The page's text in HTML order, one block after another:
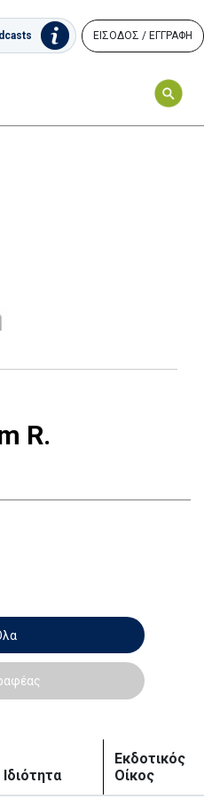
ΕΙΣΟΔΟΣ / ΕΓΓΡΑΦΗ
R.
Ιδιότητα
Εκδοτικός
Οίκος